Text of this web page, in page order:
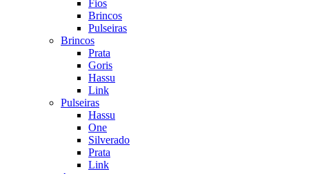
Fios
Brincos
Pulseiras
Brincos
Prata
Goris
Hassu
Link
Pulseiras
Hassu
One
Silverado
Prata
Link